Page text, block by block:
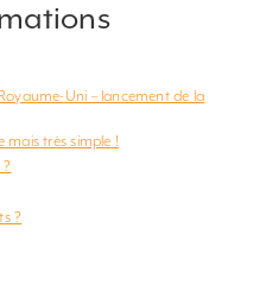
Uni – lancement de la
mais très simple !
?